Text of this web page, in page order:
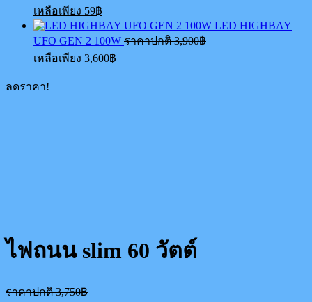
79฿.
เหลือเพียง 59฿
price
is:
59฿.
LED HIGHBAY
UFO GEN 2 100W ราคาปกติ3,900฿
เหลือเพียง 3,600฿
price
ลดราคา!
ไฟถนน slim 60 วัตต์
ราคาปกติ3,750฿